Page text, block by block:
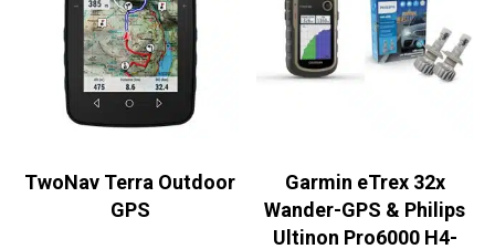
TwoNav Terra
Outdoor GPS
Garmin eTrex 32x
Wander-GPS & Philips
Ultinon Pro6000 H4-